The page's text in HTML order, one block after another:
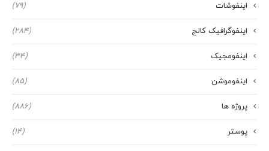
اینفوشات (79)
اینفوگرافیک کالج (284)
اینفومجیک (34)
اینفوموشن (85)
پروژه ها (886)
پوستر (14)